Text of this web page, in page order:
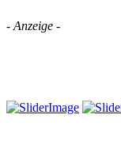
- Anzeige -